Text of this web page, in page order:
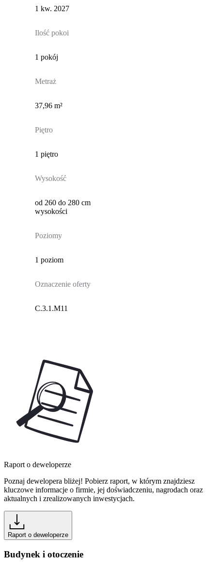
1 kw. 2027
Ilość pokoi
1 pokój
Metraż
37,96 m²
Piętro
1 piętro
Wysokość
od 260 do 280 cm
wysokości
Poziomy
1 poziom
Oznaczenie oferty
C.3.1.M11
Raport o deweloperze
Poznaj dewelopera bliżej! Pobierz raport, w którym znajdziesz
kluczowe informacje o firmie, jej doświadczeniu, nagrodach oraz
aktualnych i zrealizowanych inwestycjach.
Raport o deweloperze
Budynek i otoczenie